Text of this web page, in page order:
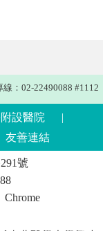
：02-22490088 #1112
設醫院
|
友善連結
號